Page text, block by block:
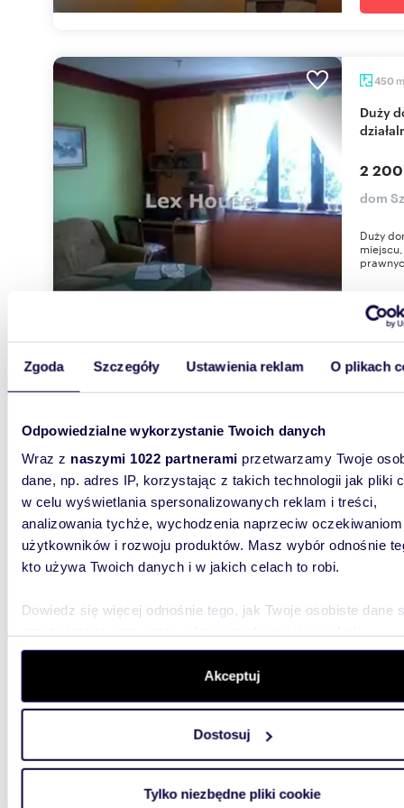
Zgoda Szczegóły Ustawienia reklam O plikach
Odpowiedzialne wykorzystanie Twoich danych
Wraz z naszymi 1022 partnerami przetwarzamy Twoje
dane, np. adres IP, korzystając z takich technologii jak pliki
w celu wyświetlania spersonalizowanych reklam i treści,
analizowania tychże, wychodzenia naprzeciw oczekiwaniom
użytkowników i rozwoju produktów. Masz wybór odnośnie
kto używa Twoich danych i w jakich celach to robi.
Dowiedz się więcej odnośnie tego, jak Twoje osobiste dane
szczegółów. W Deklaracji plików cookie możesz zmienić
wycofać swoją zgodę w dowolnej chwili.
aby oferować funkcje społecznościowe i analizować ruch w
witrynie. Informacje o tym, jak korzystasz z naszej witryny,
analitycznym. Partnerzy mogą połączyć te informacje z
Akceptuj
Dostosuj
Tylko niezbędne pliki cookie
450 m
Duży dom na Warszewie z potencjałem na
2
dom
Duży
3
dom
Polecam przestronny dom 225 m² z ogrzewaniem